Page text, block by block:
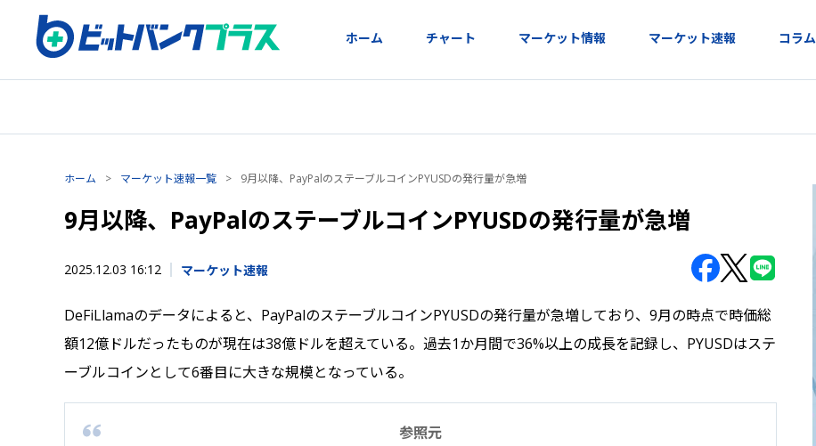
ホーム チャート マーケット情報 マーケット速報 コラム
ホーム > マーケット速報一覧 > 9月以降、PayPalのステーブルコインPYUSDの発行量が急増
9月以降、PayPalのステーブルコインPYUSDの発行量が急増
2025.12.03 16:12 マーケット速報
DeFiLlamaのデータによると、PayPalのステーブルコインPYUSDの発行量が急増しており、9月の時点で時価総
額12億ドルだったものが現在は38億ドルを超えている。過去1か月間で36%以上の成長を記録し、PYUSDはステ
ーブルコインとして6番目に大きな規模となっている。
参照元